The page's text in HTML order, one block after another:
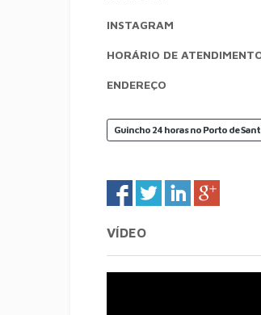
INSTAGRAM
HORÁRIO DE
ENDEREÇO
Guincho 24 horas no Porto de
VÍDEO